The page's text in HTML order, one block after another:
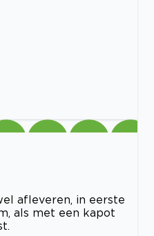
afleveren, in eerste
als met een kapot